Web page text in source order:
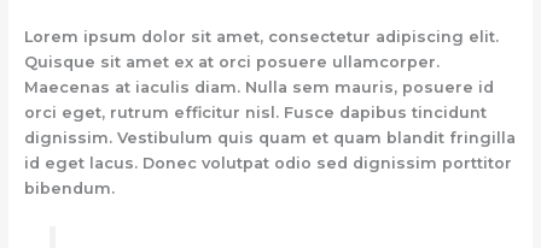
Lorem ipsum dolor sit amet, consectetur adipiscing elit.
Quisque sit amet ex at orci posuere ullamcorper.
Maecenas at iaculis diam. Nulla sem mauris, posuere id
orci eget, rutrum efficitur nisl. Fusce dapibus tincidunt
dignissim. Vestibulum quis quam et quam blandit fringilla
id eget lacus. Donec volutpat odio sed dignissim porttitor
bibendum.